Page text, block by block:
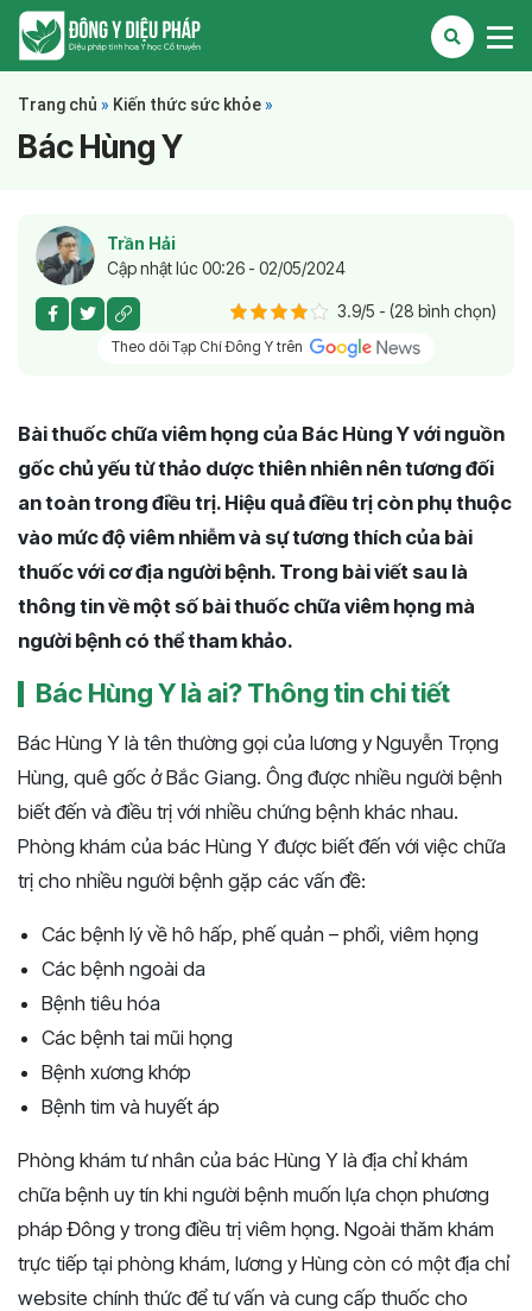
Trang chủ » Kiến thức sức khỏe »
Bác Hùng Y
Trần Hải
Cập nhật lúc 00:26 - 02/05/2024
3.9/5 - (28 bình chọn)
Theo dõi Tạp Chí Đông Y trên
Bài thuốc chữa viêm họng của Bác Hùng Y với nguồn
gốc chủ yếu từ thảo dược thiên nhiên nên tương đối
an toàn trong điều trị. Hiệu quả điều trị còn phụ thuộc
vào mức độ viêm nhiễm và sự tương thích của bài
thuốc với cơ địa người bệnh. Trong bài viết sau là
thông tin về một số bài thuốc chữa viêm họng mà
người bệnh có thể tham khảo.
Bác Hùng Y là ai? Thông tin chi tiết
Bác Hùng Y là tên thường gọi của lương y Nguyễn Trọng
Hùng, quê gốc ở Bắc Giang. Ông được nhiều người bệnh
biết đến và điều trị với nhiều chứng bệnh khác nhau.
Phòng khám của bác Hùng Y được biết đến với việc chữa
trị cho nhiều người bệnh gặp các vấn đề:
Các bệnh lý về hô hấp, phế quản – phổi, viêm họng
Các bệnh ngoài da
Bệnh tiêu hóa
Các bệnh tai mũi họng
Bệnh xương khớp
Bệnh tim và huyết áp
Phòng khám tư nhân của bác Hùng Y là địa chỉ khám
chữa bệnh uy tín khi người bệnh muốn lựa chọn phương
pháp Đông y trong điều trị viêm họng. Ngoài thăm khám
trực tiếp tại phòng khám, lương y Hùng còn có một địa chỉ
website chính thức để tư vấn và cung cấp thuốc cho